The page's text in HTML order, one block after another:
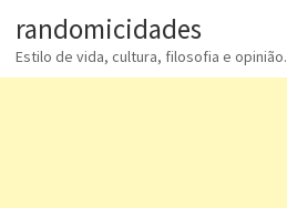
randomicidades
Estilo de vida, cultura, filosofia e opinião.